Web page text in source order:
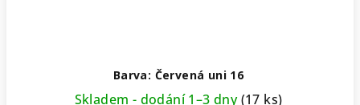
Barva: Červená uni 16
Skladem - dodání 1–3 dny(17 ks)